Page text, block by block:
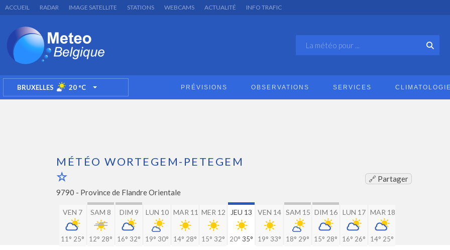
ACCUEIL RADAR IMAGE SATELLITE STATIONS WEBCAMS ACTUALITÉ INFO TRAFIC
BRUXELLES 20°C TOGGLE DROPDOWN PRÉVISIONS OBSERVATIONS SERVICES
MÉTÉO WORTEGEM-PETEGEM
🔗 Partager
9790 - Province de Flandre Orientale
VEN 7
11° 25°
SAM 8
12° 28°
DIM 9
16° 32°
LUN 10
19° 30°
MAR 11
14° 28°
MER 12
15° 32°
JEU 13
20° 35°
VEN 14
19° 33°
SAM 15
18° 29°
DIM 16
15° 28°
LUN 17
16° 26°
MAR 18
14° 25°